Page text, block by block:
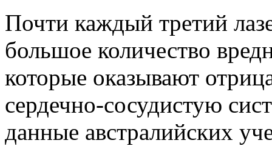
Почти каждый третий
большое количество
которые оказывают
сердечно-сосудистую
данные австралийских